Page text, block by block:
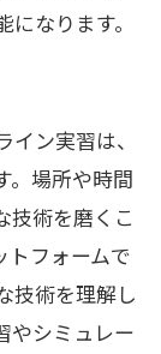
なります。
ン実習は、
。場所や時間
技術を磨くこ
トフォームで
技術を理解し
やシミュレー